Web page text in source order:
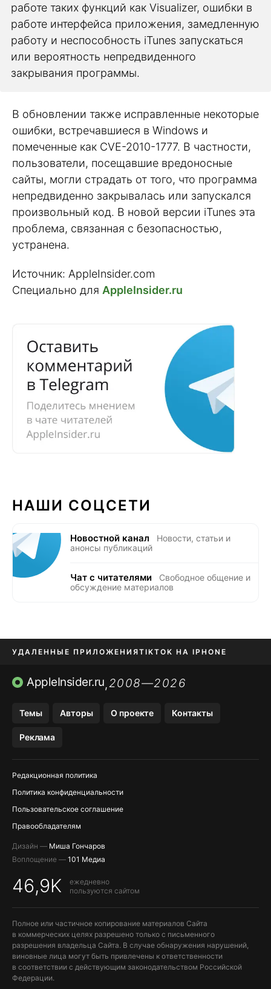
работе таких функций как Visualizer, ошибки в
работе интерфейса приложения, замедленную
работу и неспособность iTunes запускаться
или вероятность непредвиденного
закрывания программы.
В обновлении также исправленные некоторые
ошибки, встречавшиеся в Windows и
помеченные как CVE-2010-1777. В частности,
пользователи, посещавшие вредоносные
сайты, могли страдать от того, что программа
непредвиденно закрывалась или запускался
произвольный код. В новой версии iTunes эта
проблема, связанная с безопасностью,
устранена.
Источник: AppleInsider.com
Специально для AppleInsider.ru
НАШИ СОЦСЕТИ
Новостной канал
Новости, статьи и
анонсы публикаций
Чат с читателями
Свободное общение и
обсуждение материалов
УДАЛЕННЫЕ ПРИЛОЖЕНИЯTIKTOK НА IPHONE
ПРИЛОЖЕНИЯ БЕЗ APP STORE
AppleInsider.ru,2008—2026
Темы Авторы О проекте Контакты
Реклама
Редакционная политика
Политика конфиденциальности
Пользовательское соглашение
Правообладателям
Дизайн — Миша Гончаров
Воплощение — 101 Медиа
46,9K
ежедневно
пользуются сайтом
Полное или частичное копирование материалов Сайта
в коммерческих целях разрешено только с письменного
разрешения владельца Сайта. В случае обнаружения нарушений,
виновные лица могут быть привлечены к ответственности
в соответствии с действующим законодательством Российской
Федерации.